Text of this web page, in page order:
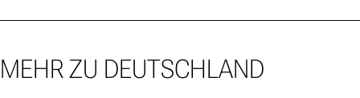
MEHR ZU DEUTSCHLAND